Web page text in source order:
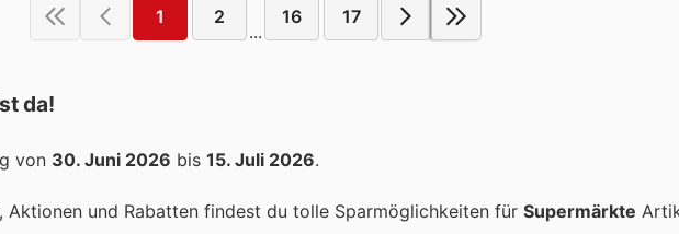
1 2
...
16 17
da!
von 30. Juni 2026 bis 15. Juli 2026.
Aktionen und Rabatten findest du tolle Sparmöglichkeiten für Supermärkte